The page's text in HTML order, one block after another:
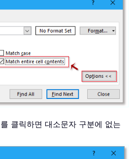
를 클릭하면 대소문자 구분에 없는